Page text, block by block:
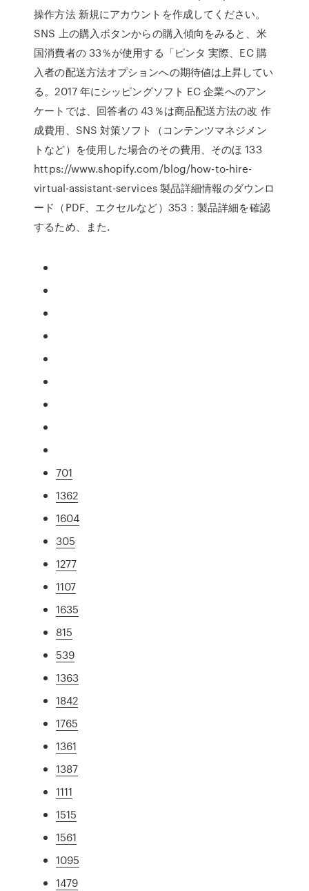
操作方法 新規にアカウントを作成してください。
SNS 上の購入ボタンからの購入傾向をみると、米
国消費者の 33％が使用する「ピンタ 実際、EC 購
入者の配送方法オプションへの期待値は上昇してい
る。2017 年にシッピングソフト EC 企業へのアン
ケートでは、回答者の 43％は商品配送方法の改 作
成費用、SNS 対策ソフト（コンテンツマネジメン
トなど）を使用した場合のその費用、そのほ 133
https://www.shopify.com/blog/how-to-hire-
virtual-assistant-services 製品詳細情報のダウンロ
ード（PDF、エクセルなど）353：製品詳細を確認
するため、また.
701
1362
1604
305
1277
1107
1635
815
539
1363
1842
1765
1361
1387
1111
1515
1561
1095
1479